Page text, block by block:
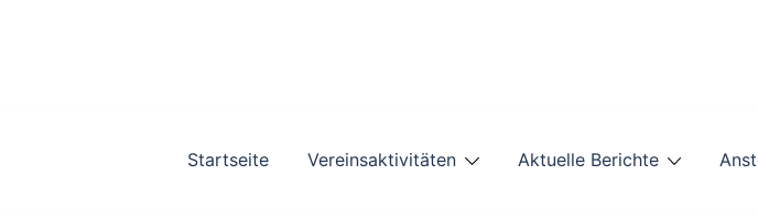
Startseite Vereinsaktivitäten Aktuelle Berichte